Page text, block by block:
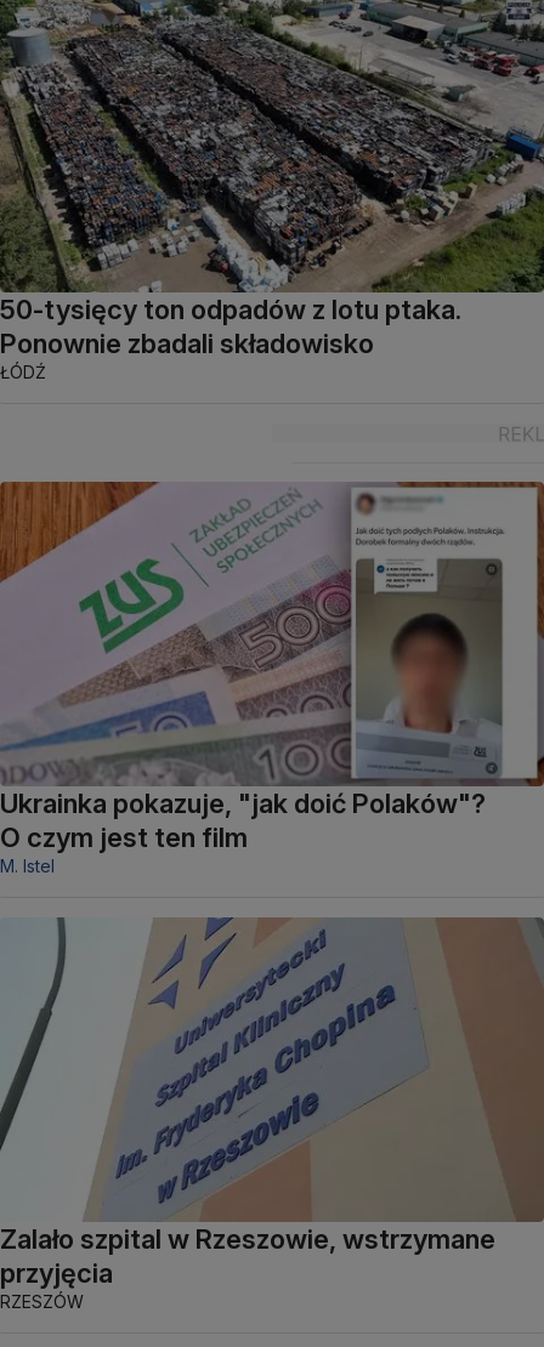
50-tysięcy ton odpadów z lotu ptaka.
Ponownie zbadali składowisko
ŁÓDŹ
Ukrainka pokazuje, "jak doić Polaków"?
O czym jest ten film
M. Istel
Zalało szpital w Rzeszowie, wstrzymane
przyjęcia
RZESZÓW